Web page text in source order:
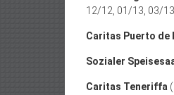
12/12, 01/13, 03/
Caritas Puerto de
Sozialer
Caritas Teneriffa